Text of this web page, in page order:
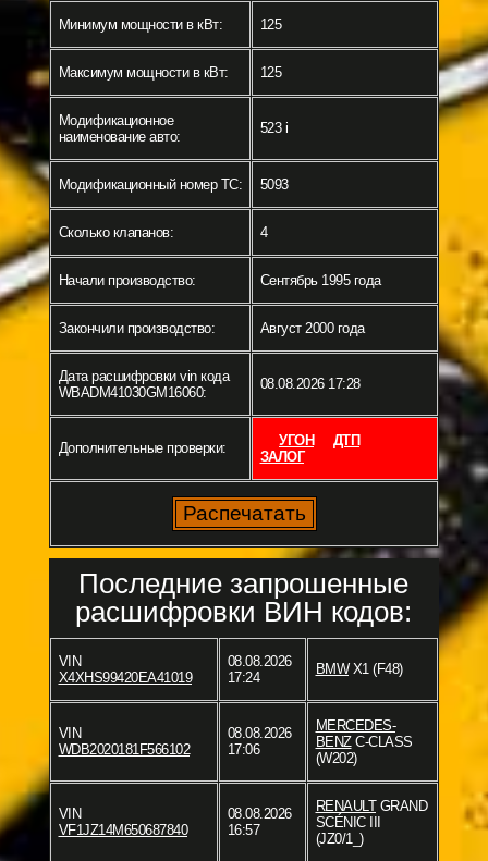
Минимум мощности в кВт: 125
Максимум мощности в кВт: 125
Модификационное
наименование авто:
523 i
Модификационный номер ТС: 5093
Сколько клапанов: 4
Начали производство: Сентябрь 1995 года
Закончили производство: Август 2000 года
Дата расшифровки vin кода
WBADM41030GM16060:
08.08.2026 17:28
Дополнительные проверки: УГОН
ДТП
ЗАЛОГ
Последние запрошенные
расшифровки ВИН кодов:
VIN
X4XHS99420EA41019
08.08.2026
17:24
BMWX1 (F48)
VIN
WDB2020181F566102
08.08.2026
17:06
MERCEDES-
BENZC-CLASS
(W202)
VIN
VF1JZ14M650687840
08.08.2026
16:57
RENAULTGRAND
SCÉNIC III
(JZ0/1_)